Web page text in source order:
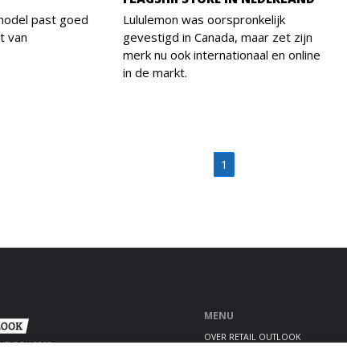
past goed
van
Lululemon was oorspronkelijk
gevestigd in Canada, maar zet zijn
merk nu ook internationaal en online
in de markt.
1
2020
MENU
OVER RETAIL OUTLOOK